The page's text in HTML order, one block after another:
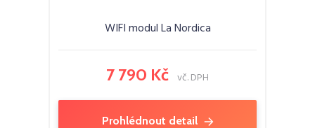
WIFI modul La Nordica
7 790 Kč vč. DPH
Prohlédnout detail